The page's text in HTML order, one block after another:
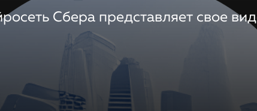
Сбера представляет свое